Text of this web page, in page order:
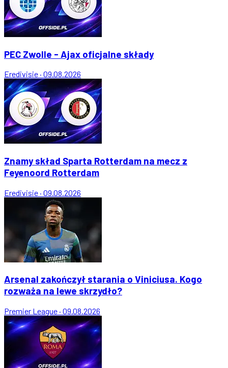
PEC Zwolle - Ajax oficjalne składy
Eredivisie · 09.08.2026
Znamy skład Sparta Rotterdam na mecz z
Feyenoord Rotterdam
Eredivisie · 09.08.2026
Arsenal zakończył starania o Viniciusa. Kogo
rozważa na lewe skrzydło?
Premier League · 09.08.2026